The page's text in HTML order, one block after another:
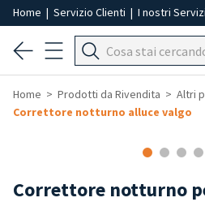
Home | Servizio Clienti | I nostri Servizi
Home Prodotti da Rivendita
Altri
Correttore notturno alluce valgo
Correttore notturno